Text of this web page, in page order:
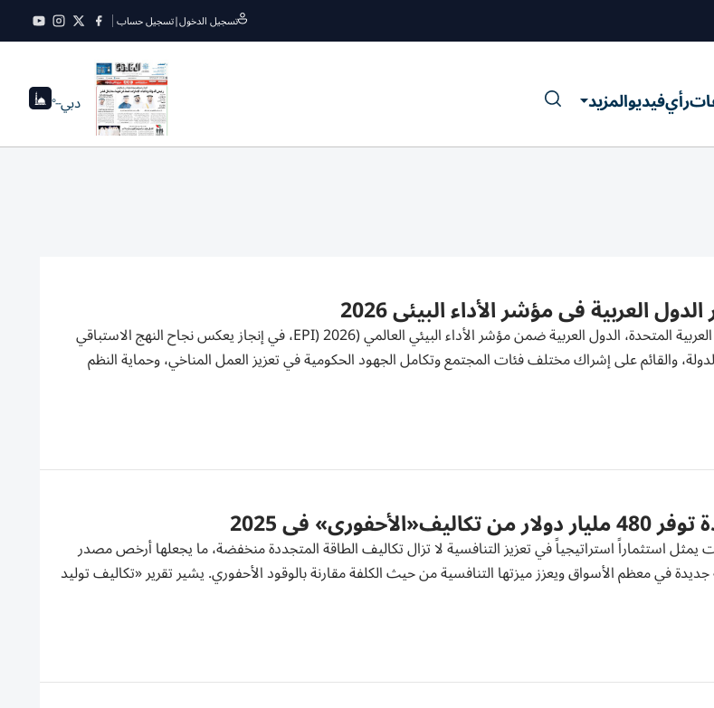
تسجيل الدخول|تسجيل حساب
رأيفيديوالمزيد دبي--°
العربية في مؤشر الأداء البيئي 2026
تصدرت دولة الإمارات العربية المتحدة، الدول العربية ضمن مؤشر الأداء البيئي العالمي (EPI) 2026، في إنجاز يعكس نجاح النهج الاستباقي
والقائم على إشراك مختلف فئات المجتمع وتكامل الجهود الحكومية في تعزيز العمل المناخي، وحماية النظم
في 2025
يمثل استثماراً استراتيجياً في تعزيز التنافسية لا تزال تكاليف الطاقة المتجددة منخفضة، ما يجعلها أرخص مصدر
في معظم الأسواق ويعزز ميزتها التنافسية من حيث الكلفة مقارنة بالوقود الأحفوري. يشير تقرير «تكاليف توليد